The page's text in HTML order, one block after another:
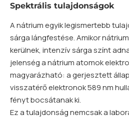
Spektrális tulajdonságok
A nátrium egyik legismertebb
sárga lángfestése. Amikor
kerülnek, intenzív sárga színt
jelenség a nátrium atomok
magyarázható: a gerjesztett
visszatérő elektronok 589 nm
fényt bocsátanak ki.
Ez a tulajdonság nemcsak a